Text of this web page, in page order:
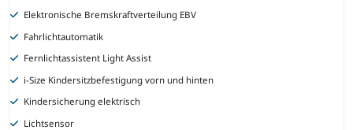
Elektronische Bremskraftverteilung EBV
Fahrlichtautomatik
Fernlichtassistent Light Assist
i-Size Kindersitzbefestigung vorn und hinten
Kindersicherung elektrisch
Lichtsensor